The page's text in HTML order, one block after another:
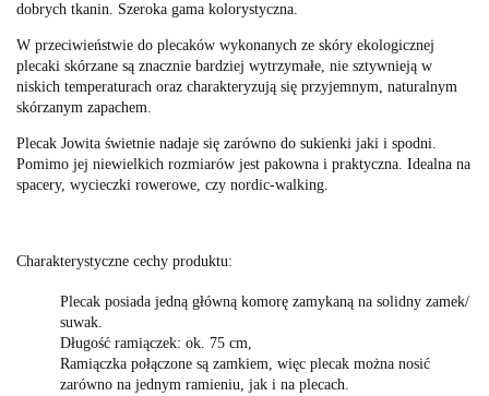
dobrych tkanin. Szeroka gama kolorystyczna.
W przeciwieństwie do plecaków wykonanych ze skóry ekologicznej
plecaki skórzane są znacznie bardziej wytrzymałe, nie sztywnieją w
niskich temperaturach oraz charakteryzują się przyjemnym, naturalnym
skórzanym zapachem.
Plecak Jowita świetnie nadaje się zarówno do sukienki jaki i spodni.
Pomimo jej niewielkich rozmiarów jest pakowna i praktyczna. Idealna na
spacery, wycieczki rowerowe, czy nordic-walking.
Charakterystyczne cechy produktu:
Plecak posiada jedną główną komorę zamykaną na solidny zamek/
suwak.
Długość ramiączek: ok. 75 cm,
Ramiączka połączone są zamkiem, więc plecak można nosić
zarówno na jednym ramieniu, jak i na plecach.